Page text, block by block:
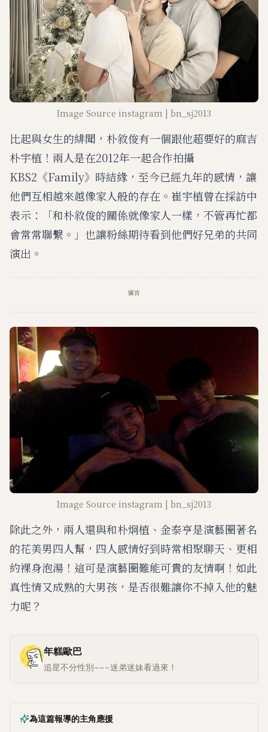
Image Source instagram | bn_sj2013
比起與女生的緋聞，朴敘俊有一個跟他超要好的麻吉
朴宇植！兩人是在2012年一起合作拍攝
KBS2《Family》時結緣，至今已經九年的感情，讓
他們互相越來越像家人般的存在。崔宇植曾在採訪中
表示：「和朴敘俊的關係就像家人一樣，不管再忙都
會常常聯繫。」也讓粉絲期待看到他們好兄弟的共同
演出。
廣告
Image Source instagram | bn_sj2013
除此之外，兩人還與和朴炯植、金泰亨是演藝圈著名
的花美男四人幫，四人感情好到時常相聚聊天、更相
約裸身泡湯！這可是演藝圈難能可貴的友情啊！如此
真性情又成熟的大男孩，是否很難讓你不掉入他的魅
力呢？
年糕歐巴
追星不分性別~~~迷弟迷妹看過來！
為這篇報導的主角應援